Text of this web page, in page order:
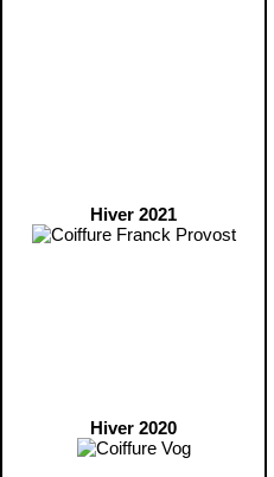
Hiver 2021
Hiver 2020